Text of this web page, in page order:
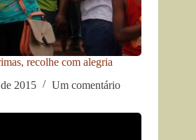
recolhe com alegria
2015
Um comentário